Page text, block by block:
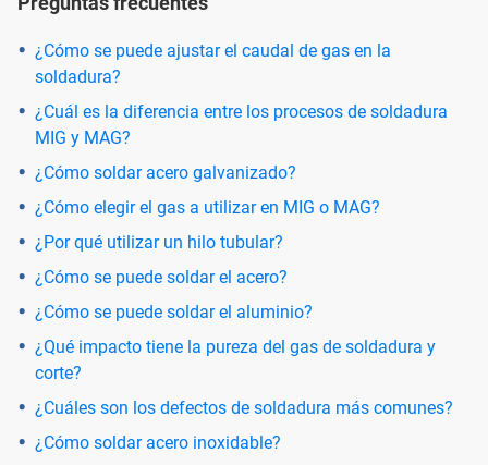
¿Cómo se puede ajustar el caudal de gas en la
soldadura?
¿Cuál es la diferencia entre los procesos de soldadura
MIG y MAG?
¿Cómo soldar acero galvanizado?
¿Cómo elegir el gas a utilizar en MIG o MAG?
¿Por qué utilizar un hilo tubular?
¿Cómo se puede soldar el acero?
¿Cómo se puede soldar el aluminio?
¿Qué impacto tiene la pureza del gas de soldadura y
corte?
¿Cuáles son los defectos de soldadura más comunes?
¿Cómo soldar acero inoxidable?